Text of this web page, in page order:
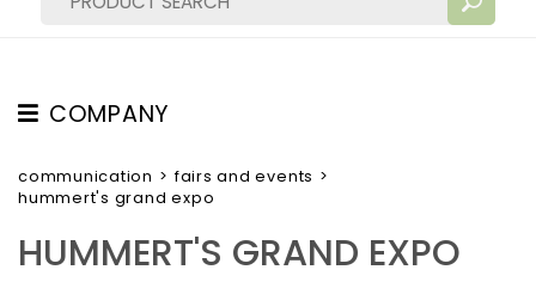
COMPANY
ABOUT US
THE CREW
JOB OPPORTUNITIES
communication > fairs and events >
hummert's grand expo
HUMMERT'S GRAND EXPO